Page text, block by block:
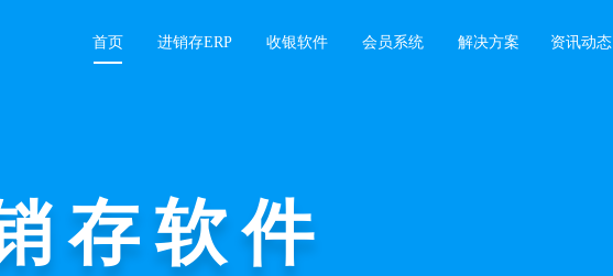
首页 进销存ERP 收银软件 会员系统 解决方案 资讯动态
存软件